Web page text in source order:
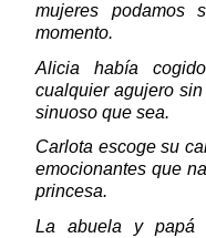
mujeres podamos
momento.
Alicia había
cualquier agujero
sinuoso que sea.
Carlota escoge su
emocionantes que
princesa.
La abuela y papá